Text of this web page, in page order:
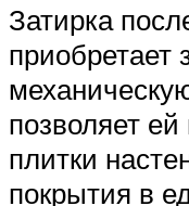
Затирка
приобретает
позволяет
плитки
покрытия в